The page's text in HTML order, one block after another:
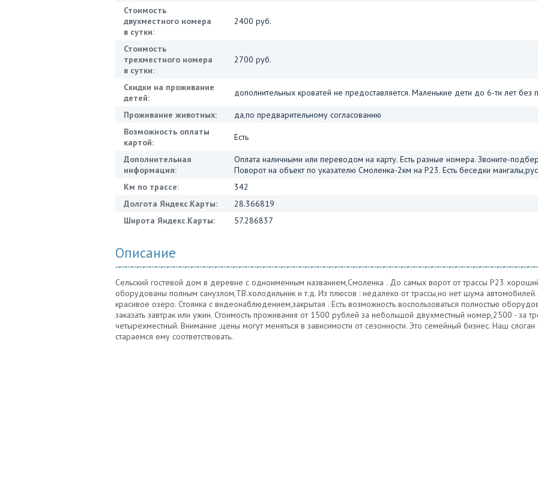
Стоимость
двухместного номера
в сутки:
2400 руб.
Стоимость
трехместного номера
в сутки:
2700 руб.
Скидки на проживание
детей:
дополнительных кроватей не предоставляется. Маленькие дети до 6-ти лет без
Проживание животных:
да,по предварительному согласованию
Возможность оплаты
картой:
Есть
Дополнительная
информация:
Оплата наличными или переводом на карту. Есть разные номера. Звоните-
Поворот на объект по указателю Смоленка-2км на Р23. Есть беседки
Км по трассе:
342
Долгота Яндекс.Карты:
28.366819
Широта Яндекс.Карты:
57.286837
Описание
Сельский гостевой дом в деревне с одноименным названием,Смоленка . До самых ворот от трассы Р23
оборудованы полным санузлом,ТВ.холодильник и т.д. Из плюсов : недалеко от трассы,но нет шума
красивое озеро. Стоянка с видеонаблюдением,закрытая . Есть возможность воспользоваться полностью
заказать завтрак или ужин. Стоимость проживания от 1500 рублей за небольшой двухместный номер,2500 - за
четырехместный. Внимание ,цены могут меняться в зависимости от сезонности. Это семейный бизнес. Наш
стараемся ему соответствовать.